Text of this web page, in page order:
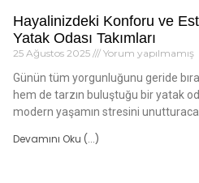
Hayalinizdeki Konforu ve
Yatak Odası Takımları
25 Ağustos 2025 Yorum yapılmamış
Günün tüm yorgunluğunu geride
hem de tarzın buluştuğu bir yatak
modern yaşamın stresini
Devamını Oku (...)